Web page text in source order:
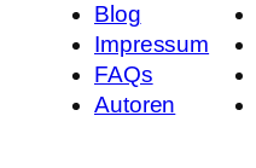
Blog
Impressum
FAQs
Autoren